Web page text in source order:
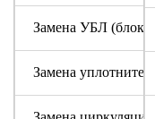
Замена УБЛ
Замена